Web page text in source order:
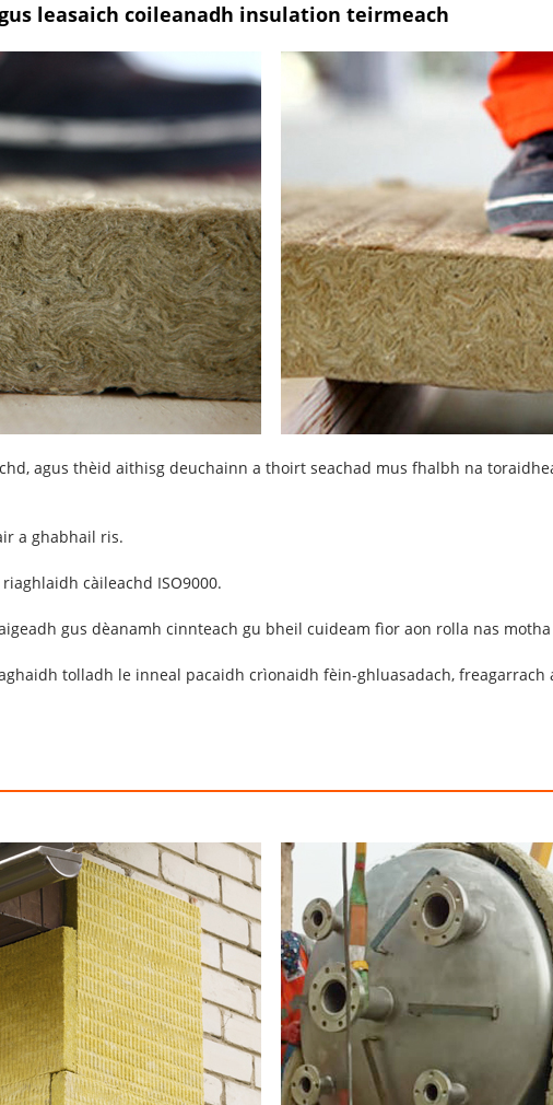
leasaich coileanadh insulation teirmeach
agus thèid aithisg deuchainn a thoirt seachad mus fhalbh na
a ghabhail ris.
càileachd ISO9000.
gus dèanamh cinnteach gu bheil cuideam fìor aon rolla nas
tolladh le inneal pacaidh crìonaidh fèin-ghluasadach,